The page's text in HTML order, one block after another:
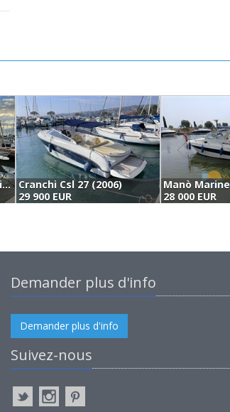
Zetacraft Mixer 28 Fisherman (2002)
Cranchi Csl 27 (2006)
29 900 EUR
28 000 EUR
Demander plus d'info
Demander plus d'info
Suivez-nous